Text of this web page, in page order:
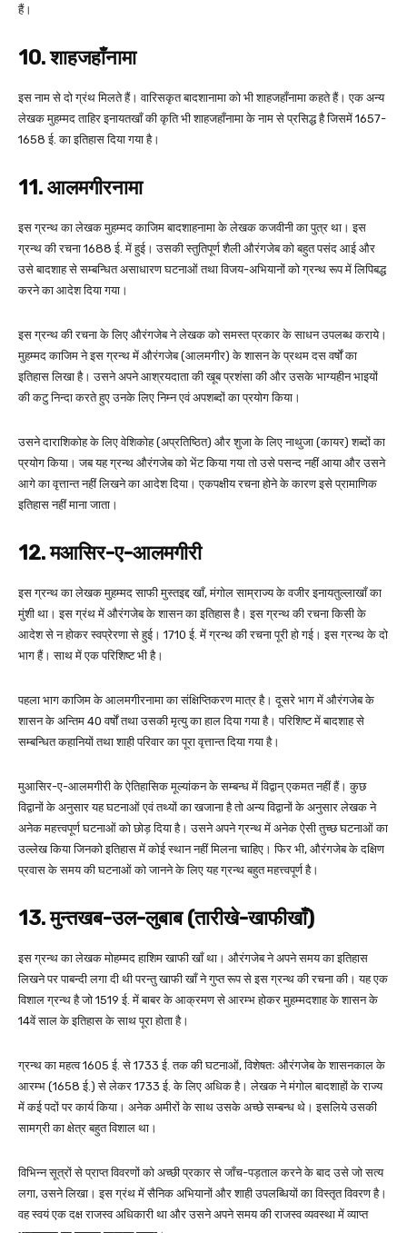
हैं।
10. शाहजहाँनामा
इस नाम से दो ग्रंथ मिलते हैं। वारिसकृत बादशानामा को भी शाहजहाँनामा कहते हैं। एक अन्य
लेखक मुहम्मद ताहिर इनायतखाँ की कृति भी शाहजहाँनामा के नाम से प्रसिद्ध है जिसमें 1657-
1658 ई. का इतिहास दिया गया है।
11. आलमगीरनामा
इस ग्रन्थ का लेखक मुहम्मद काजिम बादशाहनामा के लेखक कजवीनी का पुत्र था। इस
ग्रन्थ की रचना 1688 ई. में हुई। उसकी स्तुतिपूर्ण शैली औरंगजेब को बहुत पसंद आई और
उसे बादशाह से सम्बन्धित असाधारण घटनाओं तथा विजय-अभियानों को ग्रन्थ रूप में लिपिबद्ध
करने का आदेश दिया गया।
इस ग्रन्थ की रचना के लिए औरंगजेब ने लेखक को समस्त प्रकार के साधन उपलब्ध कराये।
मुहम्मद काजिम ने इस ग्रन्थ में औरंगजेब (आलमगीर) के शासन के प्रथम दस वर्षों का
इतिहास लिखा है। उसने अपने आश्रयदाता की खूब प्रशंसा की और उसके भाग्यहीन भाइयों
की कटु निन्दा करते हुए उनके लिए निम्न एवं अपशब्दों का प्रयोग किया।
उसने दाराशिकोह के लिए वेशिकोह (अप्रतिष्ठित) और शुजा के लिए नाथुजा (कायर) शब्दों का
प्रयोग किया। जब यह ग्रन्थ औरंगजेब को भेंट किया गया तो उसे पसन्द नहीं आया और उसने
आगे का वृत्तान्त नहीं लिखने का आदेश दिया। एकपक्षीय रचना होने के कारण इसे प्रामाणिक
इतिहास नहीं माना जाता।
12. मआसिर-ए-आलमगीरी
इस ग्रन्थ का लेखक मुहम्मद साफी मुस्तइद्द खाँ, मंगोल साम्राज्य के वजीर इनायतुल्लाखाँ का
मुंशी था। इस ग्रंथ में औरंगजेब के शासन का इतिहास है। इस ग्रन्थ की रचना किसी के
आदेश से न होकर स्वप्रेरणा से हुई। 1710 ई. में ग्रन्थ की रचना पूरी हो गई। इस ग्रन्थ के दो
भाग हैं। साथ में एक परिशिष्ट भी है।
पहला भाग काजिम के आलमगीरनामा का संक्षिप्तिकरण मात्र है। दूसरे भाग में औरंगजेब के
शासन के अन्तिम 40 वर्षों तथा उसकी मृत्यु का हाल दिया गया है। परिशिष्ट में बादशाह से
सम्बन्धित कहानियों तथा शाही परिवार का पूरा वृत्तान्त दिया गया है।
मुआसिर-ए-आलमगीरी के ऐतिहासिक मूल्यांकन के सम्बन्ध में विद्वान् एकमत नहीं हैं। कुछ
विद्वानों के अनुसार यह घटनाओं एवं तथ्यों का खजाना है तो अन्य विद्वानों के अनुसार लेखक ने
अनेक महत्त्वपूर्ण घटनाओं को छोड़ दिया है। उसने अपने ग्रन्थ में अनेक ऐसी तुच्छ घटनाओं का
उल्लेख किया जिनको इतिहास में कोई स्थान नहीं मिलना चाहिए। फिर भी, औरंगजेब के दक्षिण
प्रवास के समय की घटनाओं को जानने के लिए यह ग्रन्थ बहुत महत्त्वपूर्ण है।
13. मुन्तखब-उल-लुबाब (तारीखे-खाफीखाँ)
इस ग्रन्थ का लेखक मोहम्मद हाशिम खाफी खाँ था। औरंगजेब ने अपने समय का इतिहास
लिखने पर पाबन्दी लगा दी थी परन्तु खाफी खाँ ने गुप्त रूप से इस ग्रन्थ की रचना की। यह एक
विशाल ग्रन्थ है जो 1519 ई. में बाबर के आक्रमण से आरम्भ होकर मुहम्मदशाह के शासन के
14वें साल के इतिहास के साथ पूरा होता है।
ग्रन्थ का महत्व 1605 ई. से 1733 ई. तक की घटनाओं, विशेषतः औरंगजेब के शासनकाल के
आरम्भ (1658 ई.) से लेकर 1733 ई. के लिए अधिक है। लेखक ने मंगोल बादशाहों के राज्य
में कई पदों पर कार्य किया। अनेक अमीरों के साथ उसके अच्छे सम्बन्ध थे। इसलिये उसकी
सामग्री का क्षेत्र बहुत विशाल था।
विभिन्न सूत्रों से प्राप्त विवरणों को अच्छी प्रकार से जाँच-पड़ताल करने के बाद उसे जो सत्य
लगा, उसने लिखा। इस ग्रंथ में सैनिक अभियानों और शाही उपलब्धियों का विस्तृत विवरण है।
वह स्वयं एक दक्ष राजस्व अधिकारी था और उसने अपने समय की राजस्व व्यवस्था में व्याप्त